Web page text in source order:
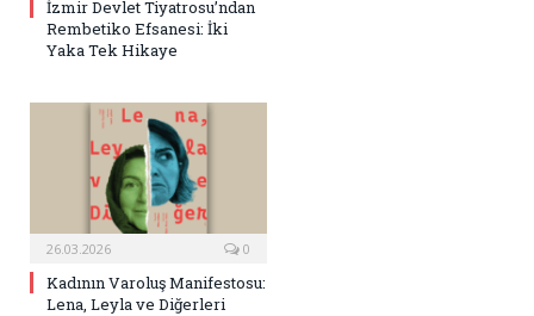
İzmir Devlet Tiyatrosu’ndan
Rembetiko Efsanesi: İki
Yaka Tek Hikaye
26.03.2026 0
Kadının Varoluş Manifestosu:
Lena, Leyla ve Diğerleri